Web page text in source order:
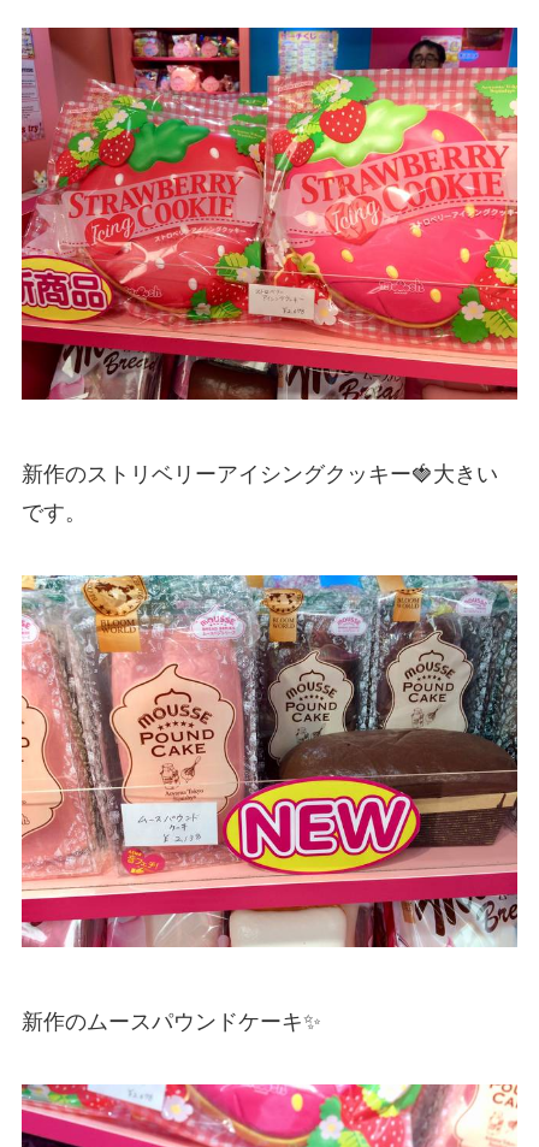
新作のストリベリーアイシングクッキー🍓大きい
です。
新作のムースパウンドケーキ✨